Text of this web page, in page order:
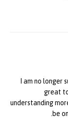
I am no
great
understanding
be